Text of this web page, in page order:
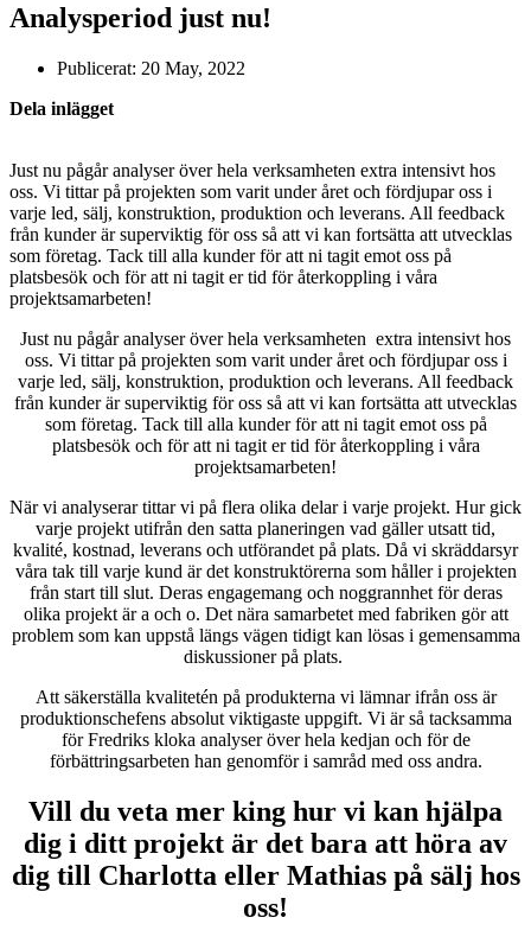
Analysperiod just nu!
Publicerat: 20 May, 2022
Dela inlägget
Just nu pågår analyser över hela verksamheten extra intensivt hos
oss. Vi tittar på projekten som varit under året och fördjupar oss i
varje led, sälj, konstruktion, produktion och leverans. All feedback
från kunder är superviktig för oss så att vi kan fortsätta att utvecklas
som företag. Tack till alla kunder för att ni tagit emot oss på
platsbesök och för att ni tagit er tid för återkoppling i våra
projektsamarbeten!
Just nu pågår analyser över hela verksamheten extra intensivt hos
oss. Vi tittar på projekten som varit under året och fördjupar oss i
varje led, sälj, konstruktion, produktion och leverans. All feedback
från kunder är superviktig för oss så att vi kan fortsätta att utvecklas
som företag. Tack till alla kunder för att ni tagit emot oss på
platsbesök och för att ni tagit er tid för återkoppling i våra
projektsamarbeten!
När vi analyserar tittar vi på flera olika delar i varje projekt. Hur gick
varje projekt utifrån den satta planeringen vad gäller utsatt tid,
kvalité, kostnad, leverans och utförandet på plats. Då vi skräddarsyr
våra tak till varje kund är det konstruktörerna som håller i projekten
från start till slut. Deras engagemang och noggrannhet för deras
olika projekt är a och o. Det nära samarbetet med fabriken gör att
problem som kan uppstå längs vägen tidigt kan lösas i gemensamma
diskussioner på plats.
Att säkerställa kvalitetén på produkterna vi lämnar ifrån oss är
produktionschefens absolut viktigaste uppgift. Vi är så tacksamma
för Fredriks kloka analyser över hela kedjan och för de
förbättringsarbeten han genomför i samråd med oss andra.
Vill du veta mer king hur vi kan hjälpa
dig i ditt projekt är det bara att höra av
dig till Charlotta eller Mathias på sälj hos
oss!